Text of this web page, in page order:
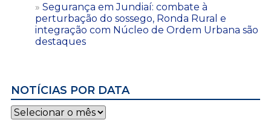
Segurança em Jundiaí: combate à
perturbação do sossego, Ronda Rural e
integração com Núcleo de Ordem Urbana são
destaques
NOTÍCIAS POR DATA
Notícias
por